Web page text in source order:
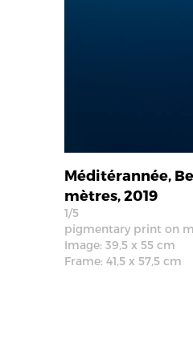
Méditérannée,
mètres, 2019
1/5
pigmentary print on
Image: 39,5 x 55 cm
Frame: 41,5 x 57,5 cm